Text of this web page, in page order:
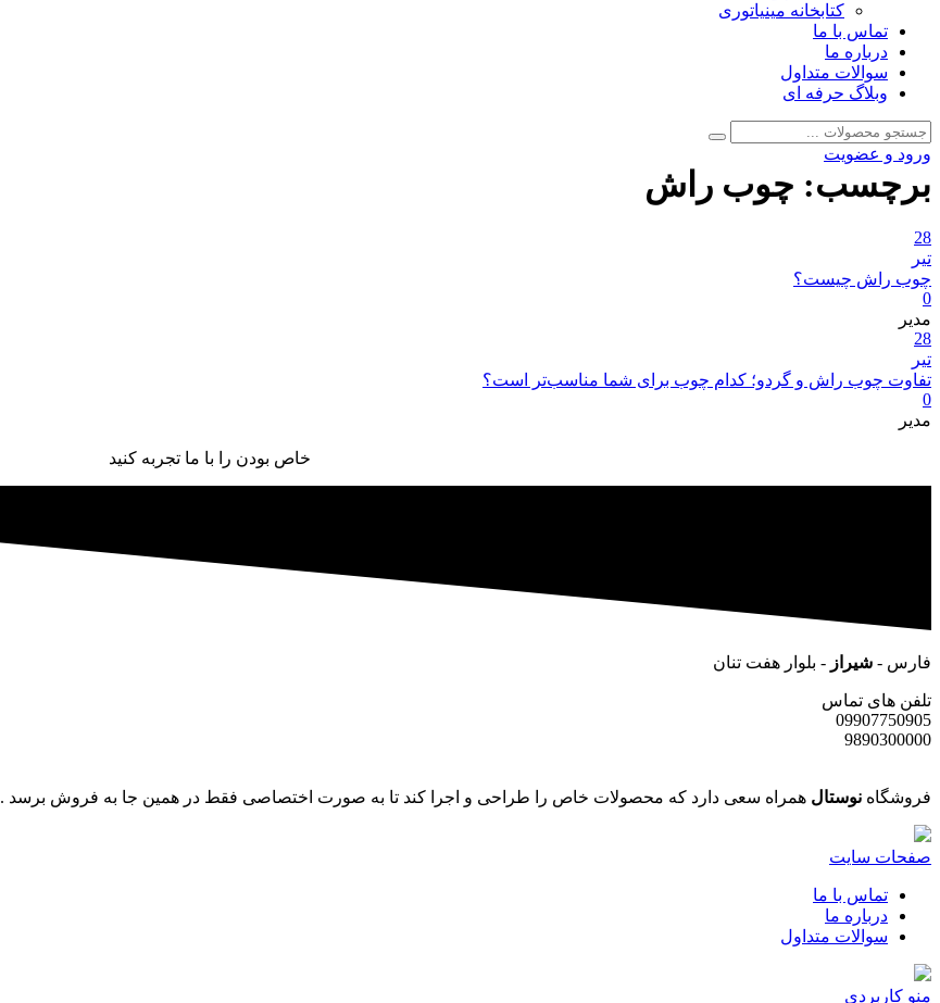
کتابخانه مینیاتوری
تماس با ما
درباره ما
سوالات متداول
وبلاگ حرفه ای
جستجو
برای:
جستجو
ورود و عضویت
برچسب: چوب راش
28
تیر
چوب راش چیست؟
0
مدیر
28
تیر
تفاوت چوب راش و گردو؛ کدام چوب برای شما مناسب‌تر است؟
0
مدیر
خاص بودن را با ما تجربه کنید
فارس - شیراز - بلوار هفت تنان
تلفن های تماس
09907750905
9890300000
فروشگاه نوستال همراه سعی دارد که محصولات خاص را طراحی و اجرا کند تا به صورت اختصاصی فقط در همین جا به فروش برسد .
صفحات سایت
تماس با ما
درباره ما
سوالات متداول
منو کاربردی